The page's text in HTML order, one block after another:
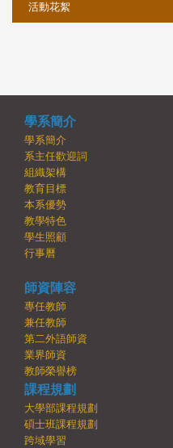
活動花絮
學系簡介
學系簡介
系主任歡迎詞
組織架構
教育目標
本系優勢
教學特色
學生照顧
行事曆
師資陣容
專任教師
兼任教師
第二外語師資
業界師資
教師榮譽榜
課程規劃
大學部課程規劃
碩士班課程規劃
跨域學習